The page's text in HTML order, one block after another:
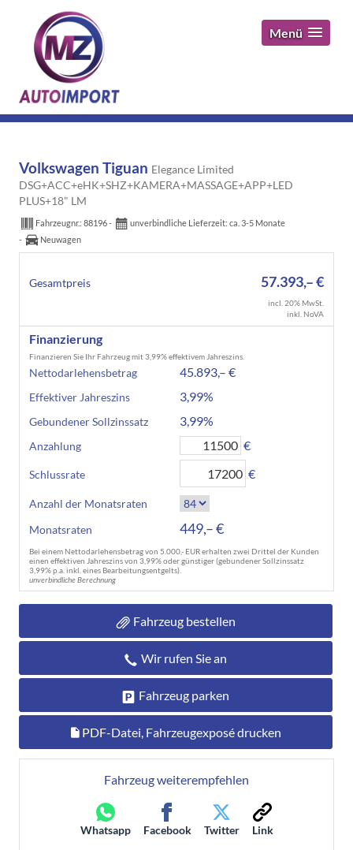
Menü
Volkswagen Tiguan Elegance Limited
DSG+ACC+eHK+SHZ+KAMERA+MASSAGE+APP+LED
PLUS+18" LM
Fahrzeugnr.: 88196
unverbindliche Lieferzeit: ca. 3-5 Monate
Neuwagen
Gesamtpreis 57.393,– €
incl. 20% MwSt.
inkl. NoVA
Finanzierung
Finanzieren Sie Ihr Fahrzeug mit 3,99% effektivem Jahreszins.
Nettodarlehensbetrag 45.893,– €
Effektiver Jahreszins 3,99%
Gebundener Sollzinssatz 3,99%
Anzahlung €
Schlussrate €
Anzahl der Monatsraten
Monatsraten
449,– €
Bei einem Nettodarlehensbetrag von 5.000,- EUR erhalten zwei Drittel der Kunden
einen effektiven Jahreszins von 3,99% oder günstiger (gebundener Sollzinssatz
3,99% p.a. inkl. eines Bearbeitungsentgelts).
unverbindliche Berechnung
Fahrzeug bestellen
Wir rufen Sie an
Fahrzeug parken
PDF-Datei, Fahrzeugexposé drucken
Fahrzeug weiterempfehlen
Whatsapp Facebook Twitter Link